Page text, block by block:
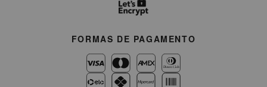
FORMAS DE PAGAMENTO